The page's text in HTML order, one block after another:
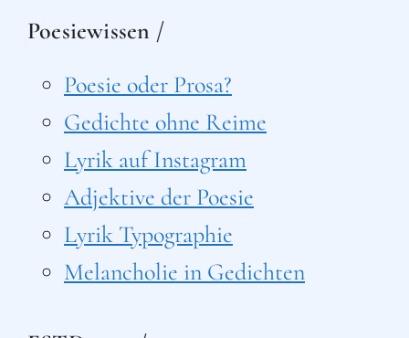
Poesiewissen /
Poesie oder Prosa?
Gedichte ohne Reime
Lyrik auf Instagram
Adjektive der Poesie
Lyrik Typographie
Melancholie in Gedichten